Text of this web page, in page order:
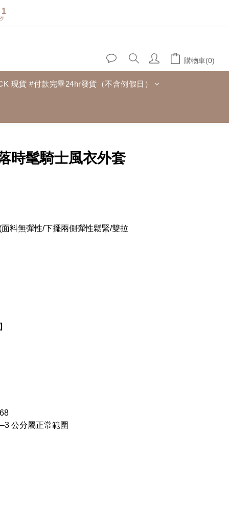
0
購物車(0)
現貨 #付款完畢24hr發貨（不含例假日）
時髦騎士風衣外套
料無彈性/下擺兩側彈性鬆緊/雙拉
公分屬正常範圍